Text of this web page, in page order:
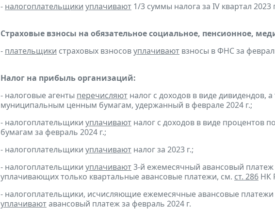
- налогоплательщики уплачивают 1/3 суммы налога за IV квартал 2023
Страховые взносы на обязательное социальное, пенсионное,
- плательщики страховых взносовуплачивают взносы в ФНС за
Налог на прибыль организаций:
- налоговые агенты перечисляют налог с доходов в виде дивидендов,
муниципальным ценным бумагам, удержанный в феврале 2024 г.;
- налогоплательщики уплачивают налог с доходов в виде процентов
бумагам за февраль 2024 г.;
- налогоплательщики уплачивают налог за 2023 г.;
- налогоплательщики уплачивают3-й ежемесячный авансовый платеж
уплачивающих только квартальные авансовые платежи, см. ст. 286 НК
- налогоплательщики, исчисляющие ежемесячные авансовые
уплачиваютавансовый платеж за февраль 2024 г.